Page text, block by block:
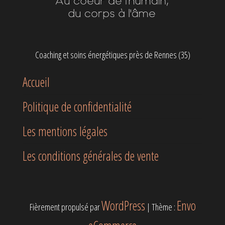
Coaching et soins énergétiques près de Rennes (35)
Accueil
Politique de confidentialité
Les mentions légales
Les conditions générales de vente
Fièrement propulsé parWordPress | Thème : Envo